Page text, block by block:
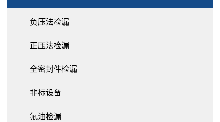
负压法检漏
正压法检漏
全密封件检漏
非标设备
氟油检漏